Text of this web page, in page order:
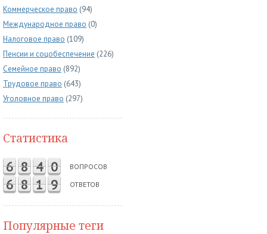
Коммерческое право (94)
Международное право (0)
Налоговое право (109)
Пенсии и соцобеспечение (226)
Семейное право (892)
Трудовое право (643)
Уголовное право (297)
Статистика
6 8 4 0 ВОПРОСОВ
6 8 1 9 ОТВЕТОВ
Популярные теги